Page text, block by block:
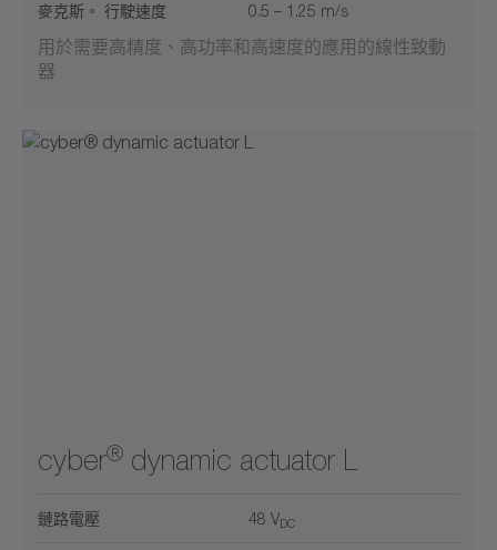
麥克斯。 行駛速度 0.5 – 1.25 m/s
用於需要高精度、高功率和高速度的應用的線性致動
器
cyber® dynamic actuator L
鏈路電壓 48 VDC